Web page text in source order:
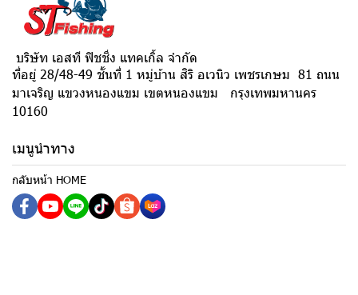
บริษัท เอสที ฟิชชิ่ง แทคเกิ้ล จำกัด
ที่อยู่ 28/48-49 ชั้นที่ 1 หมู่บ้าน สิริ อเวนิว เพชรเกษม 81 ถนน
มาเจริญ แขวงหนองแขม เขตหนองแขม กรุงเทพมหานคร
10160
เมนูนำทาง
กลับหน้า HOME